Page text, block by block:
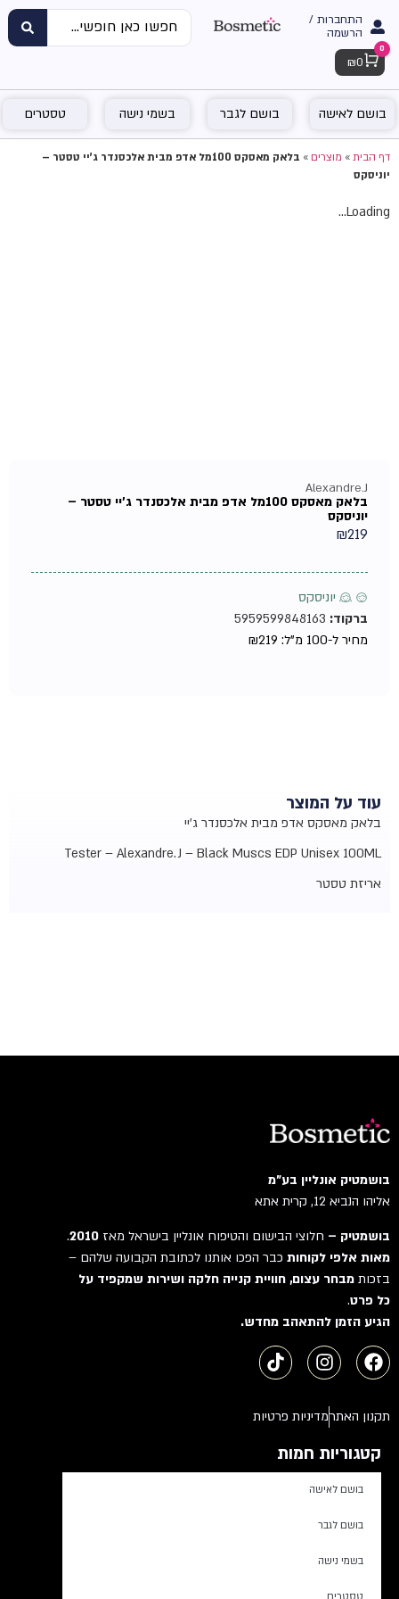
התחברות /
הרשמה
Cart
0
₪ 0
בושם לאישה בושם לגבר בשמי נישה טסטרים
דף הבית»מוצרים»
בלאק מאסקס 100מל אדפ מבית אלכסנדר ג'יי טסטר –
יוניסקס
Loading...
Alexandre.J
בלאק מאסקס 100מל אדפ מבית אלכסנדר ג'יי טסטר –
יוניסקס
₪219
♂ ♀ יוניסקס
ברקוד:5959599848163
מחיר ל-100 מ"ל:
₪219
עוד על המוצר
בלאק מאסקס אדפ מבית אלכסנדר ג'יי
Tester – Alexandre.J – Black Muscs EDP Unisex 100ML
אריזת טסטר
בושמטיק אונליין בע"מ
אליהו הנביא 12, קרית אתא
בושמטיק –חלוצי הבישום והטיפוח אונליין בישראל מאז2010
.
מאות אלפי לקוחותכבר הפכו אותנו לכתובת הקבועה שלהם –
בזכותמבחר עצום, חוויית קנייה חלקה ושירות שמקפיד על
כל פרט.
הגיע הזמן להתאהב מחדש.
תקנון האתרמדיניות פרטיות
קטגוריות חמות
בושם לאישה
בושם לגבר
בשמי נישה